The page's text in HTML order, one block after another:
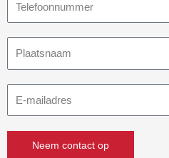
mailadres
Neem contact op